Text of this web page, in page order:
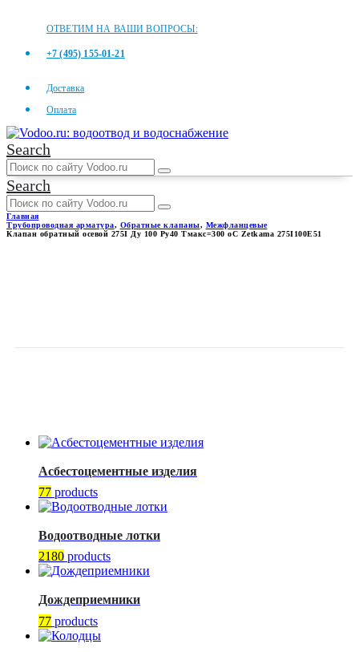
ОТВЕТИМ НА ВАШИ ВОПРОСЫ:
+7 (495) 155-01-21
Доставка
Оплата
Search
Search
Главная
Трубопроводная арматура, Обратные клапаны, Межфланцевые
Клапан обратный осевой 275I Ду 100 Ру40 Тмакс=300 оС Zetkama 275I100E51
Асбестоцементные изделия
77 products
Водоотводные лотки
2180 products
Дождеприемники
77 products